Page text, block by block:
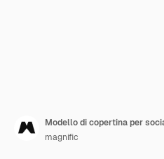
magnific